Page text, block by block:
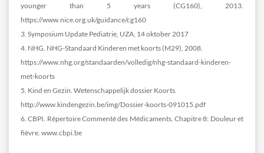
younger than 5 years (CG160), 2013.
https://www.nice.org.uk/guidance/cg160
3. Symposium Update Pediatrie, UZA, 14 oktober 2017
4. NHG. NHG-Standaard Kinderen met koorts (M29), 2008.
https://www.nhg.org/standaarden/volledig/nhg-standaard-kinderen-
met-koorts
5. Kind en Gezin. Wetenschappelijk dossier Koorts.
http://www.kindengezin.be/img/Dossier-koorts-091015.pdf
6. CBPI. Répertoire Commenté des Médicaments. Chapitre 8: Douleur et
fièvre. www.cbpi.be